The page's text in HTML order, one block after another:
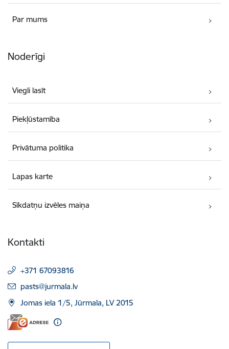
Par mums
Noderīgi
Viegli lasīt
Piekļūstamība
Privātuma politika
Lapas karte
Sīkdatņu izvēles maiņa
Kontakti
+371 67093816
E-pasts:
pasts@jurmala.lv
Jomas iela 1/5, Jūrmala, LV 2015